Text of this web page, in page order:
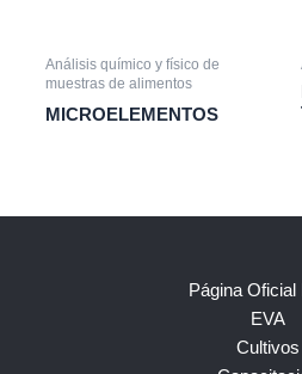
Análisis químico y físico de
muestras de alimentos
MICROELEMENTOS
Página Oficial
EVA
Cultivos